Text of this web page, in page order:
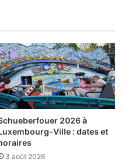
2026 à
Ville : dates et
3 août 2026